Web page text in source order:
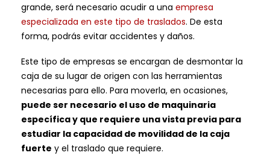
grande, será necesario acudir a una empresa
especializada en este tipo de traslados. De esta
forma, podrás evitar accidentes y daños.
Este tipo de empresas se encargan de desmontar la
caja de su lugar de origen con las herramientas
necesarias para ello. Para moverla, en ocasiones,
puede ser necesario el uso de maquinaria
específica y que requiere una vista previa para
estudiar la capacidad de movilidad de la caja
fuerte y el traslado que requiere.